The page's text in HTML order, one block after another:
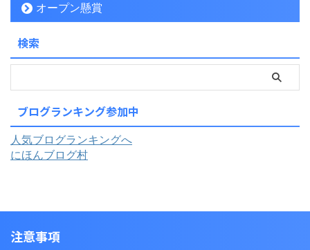
オープン懸賞
検索
ブログランキング参加中
人気ブログランキングへ
にほんブログ村
注意事項